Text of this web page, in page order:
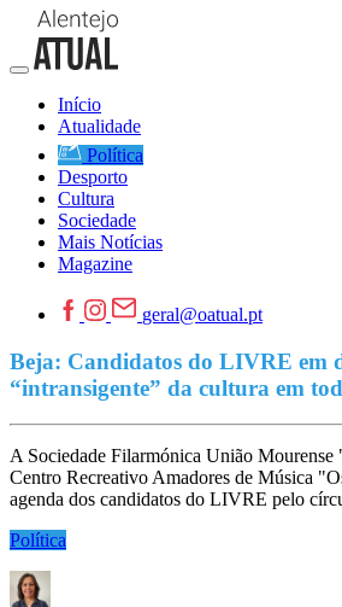
Início
Atualidade
Política
Desporto
Cultura
Sociedade
Mais Notícias
Magazine
geral@oatual.pt
Beja: Candidatos do LIVRE em
“intransigente” da cultura em
A Sociedade Filarmónica União Mourense
Centro Recreativo Amadores de Música
agenda dos candidatos do LIVRE pelo
Política